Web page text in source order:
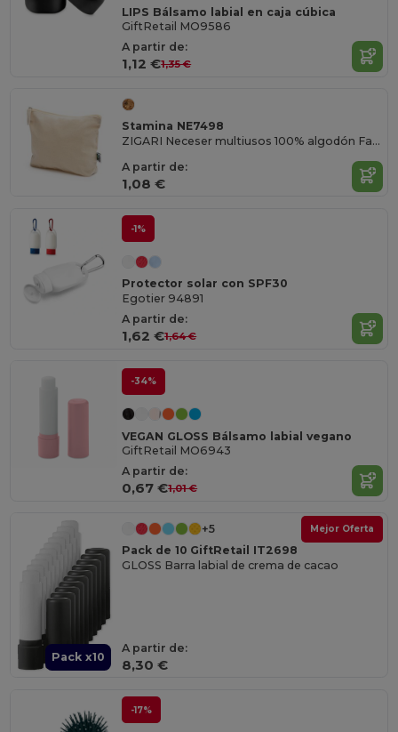
LIPS Bálsamo labial en caja cúbica
GiftRetail MO9586
A partir de:
1,12 €1,35 €
Stamina NE7498
ZIGARI Neceser multiusos 100% algodón Fairtrade de 180 g/m²
A partir de:
1,08 €
-1%
Protector solar con SPF30
Egotier 94891
A partir de:
1,62 €1,64 €
-34%
VEGAN GLOSS Bálsamo labial vegano
GiftRetail MO6943
A partir de:
0,67 €1,01 €
Pack x10
Mejor Oferta
+5
Pack de 10 GiftRetail IT2698
GLOSS Barra labial de crema de cacao
A partir de:
8,30 €
-17%